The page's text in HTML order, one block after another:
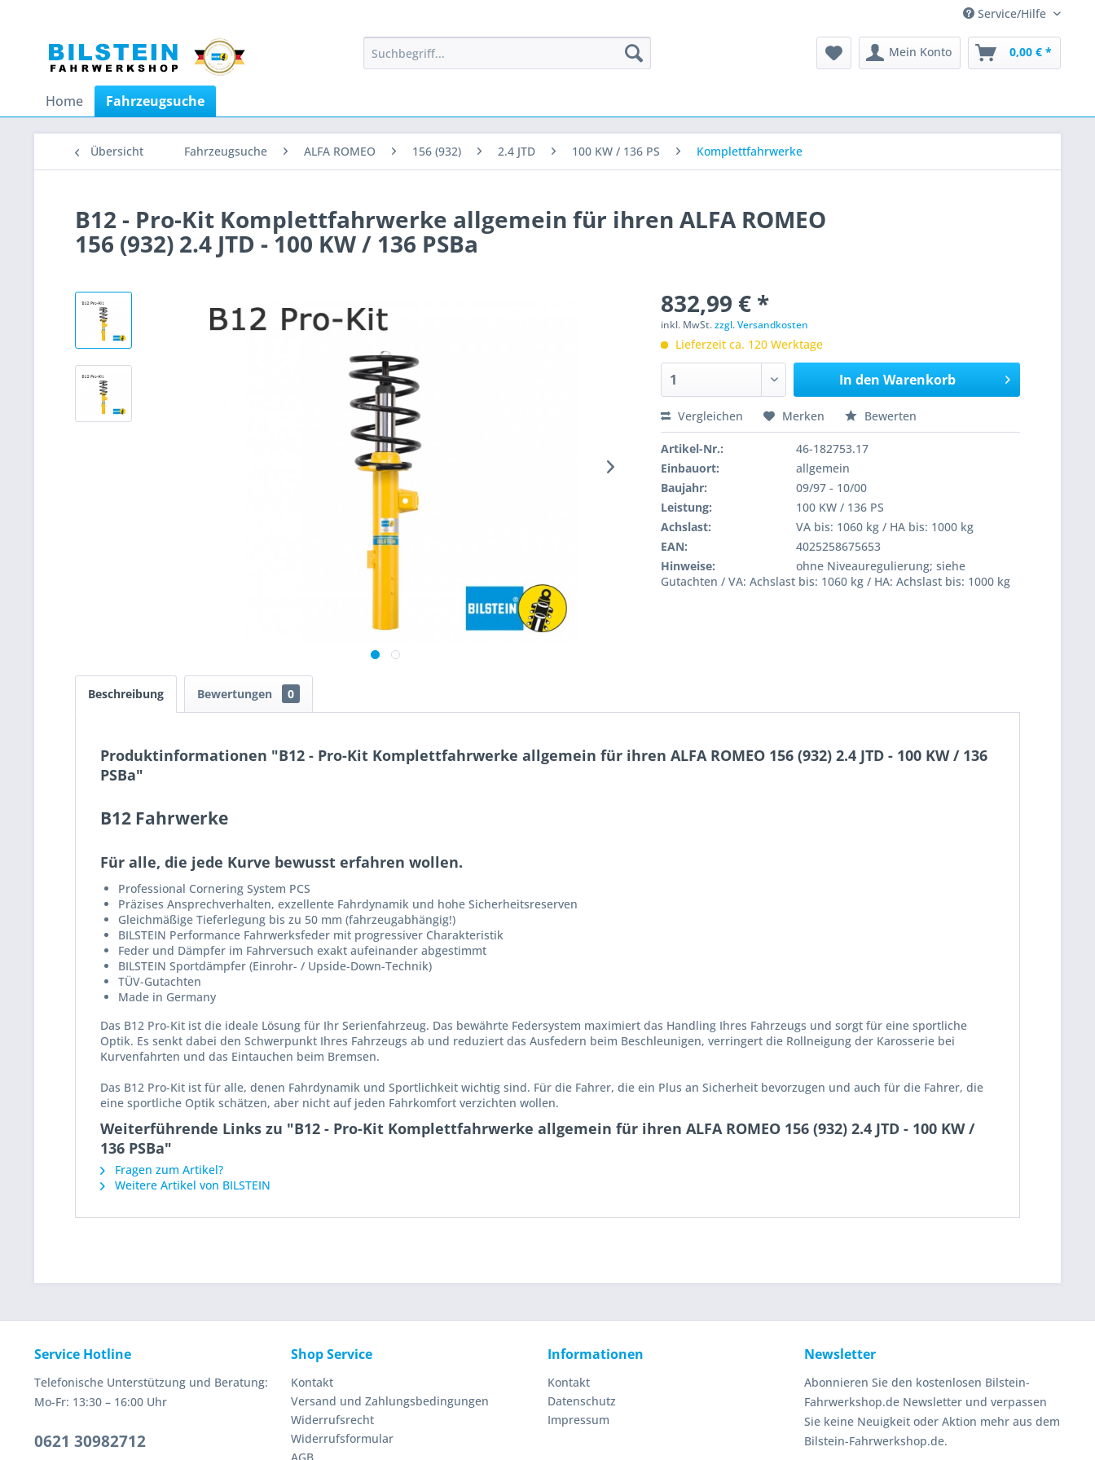
Service/Hilfe
Mein Konto 0,00 € *
Home Fahrzeugsuche
Übersicht Fahrzeugsuche ALFA ROMEO 156 (932) 2.4 JTD 100 KW / 136 PS Komplettfahrwerke
B12 - Pro-Kit Komplettfahrwerke allgemein für ihren ALFA ROMEO
156 (932) 2.4 JTD - 100 KW / 136 PSBa
832,99 € *
inkl. MwSt.zzgl. Versandkosten
Lieferzeit ca. 120 Werktage
In den Warenkorb
Vergleichen Merken Bewerten
Artikel-Nr.:
46-182753.17
Einbauort:
allgemein
Baujahr:
09/97 - 10/00
Leistung:
100 KW / 136 PS
Achslast:
VA bis: 1060 kg / HA bis: 1000 kg
EAN:
4025258675653
Hinweise:
ohne Niveauregulierung; siehe
Gutachten / VA: Achslast bis: 1060 kg / HA: Achslast bis: 1000 kg
Beschreibung Bewertungen 0
Produktinformationen "B12 - Pro-Kit Komplettfahrwerke allgemein für ihren ALFA ROMEO 156 (932) 2.4 JTD - 100 KW / 136
PSBa"
B12 Fahrwerke
Für alle, die jede Kurve bewusst erfahren wollen.
Professional Cornering System PCS
Präzises Ansprechverhalten, exzellente Fahrdynamik und hohe Sicherheitsreserven
Gleichmäßige Tieferlegung bis zu 50 mm (fahrzeugabhängig!)
BILSTEIN Performance Fahrwerksfeder mit progressiver Charakteristik
Feder und Dämpfer im Fahrversuch exakt aufeinander abgestimmt
BILSTEIN Sportdämpfer (Einrohr- / Upside-Down-Technik)
TÜV-Gutachten
Made in Germany
Das B12 Pro-Kit ist die ideale Lösung für Ihr Serienfahrzeug. Das bewährte Federsystem maximiert das Handling Ihres Fahrzeugs und sorgt für eine sportliche
Optik. Es senkt dabei den Schwerpunkt Ihres Fahrzeugs ab und reduziert das Ausfedern beim Beschleunigen, verringert die Rollneigung der Karosserie bei
Kurvenfahrten und das Eintauchen beim Bremsen.
Das B12 Pro-Kit ist für alle, denen Fahrdynamik und Sportlichkeit wichtig sind. Für die Fahrer, die ein Plus an Sicherheit bevorzugen und auch für die Fahrer, die
eine sportliche Optik schätzen, aber nicht auf jeden Fahrkomfort verzichten wollen.
Weiterführende Links zu "B12 - Pro-Kit Komplettfahrwerke allgemein für ihren ALFA ROMEO 156 (932) 2.4 JTD - 100 KW /
136 PSBa"
Fragen zum Artikel?
Weitere Artikel von BILSTEIN
Service Hotline
Telefonische Unterstützung und Beratung:
Mo-Fr: 13:30 – 16:00 Uhr
0621 30982712
Shop Service
Kontakt
Versand und Zahlungsbedingungen
Widerrufsrecht
Widerrufsformular
Informationen
Kontakt
Datenschutz
Impressum
Newsletter
Abonnieren Sie den kostenlosen Bilstein-
Fahrwerkshop.de Newsletter und verpassen
Sie keine Neuigkeit oder Aktion mehr aus dem
Bilstein-Fahrwerkshop.de.